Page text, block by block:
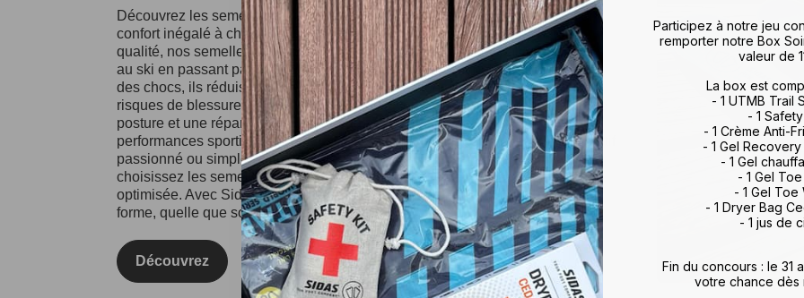
Découvrez les semelles Sidas, conçues pour offrir un maintien optimal et un
confort inégalé à chaque pas. Fabriquées à partir de matériaux de haute
qualité, nos semelles conviennent à divers sports et activités, allant du tennis
au ski en passant par la course à pied. Grâce à leur technologie d'absorption
des chocs, ils réduisent l'impact sur vos articulations, minimisant ainsi les
risques de blessures. Les semelles Sidas favorisent également une meilleure
posture et une répartition équilibrée du poids, améliorant ainsi vos
performances sportives et votre confort au quotidien. Que vous soyez un sportif
passionné ou simplement à la recherche d'un meilleur maintien du pied,
choisissez les semelles Sidas pour une expérience de marche et de sport
optimisée. Avec Sidas, prenez soin de vos pieds et restez au top de votre
forme, quelle que soit l'activité !
Découvrez
Participez à notre jeu
remporter notre Box
valeur de
La box est
- 1 UTMB Trail
- 1
- 1 Crème Anti-
- 1 Gel
- 1 Gel
- 1 Gel
- 1 Gel Toe
- 1 Dryer Bag
- 1 jus de
Fin du concours : le 31
votre chance dès